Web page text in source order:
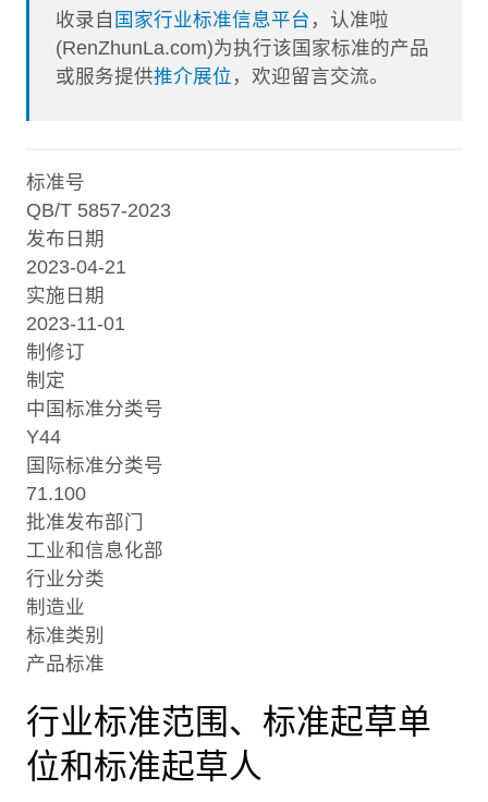
收录自 国家行业标准信息平台 ，认准啦
(RenZhunLa.com)为执行该国家标准的产品
或服务提供推介展位 ，欢迎留言交流。
标准号
QB/T 5857-2023
发布日期
2023-04-21
实施日期
2023-11-01
制修订
制定
中国标准分类号
Y44
国际标准分类号
71.100
批准发布部门
工业和信息化部
行业分类
制造业
标准类别
产品标准
行业标准范围、标准起草单
位和标准起草人